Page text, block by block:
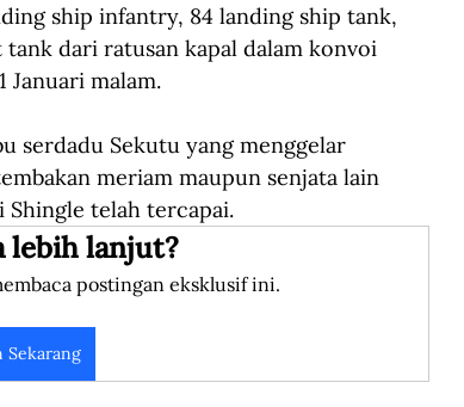
ship infantry, 84 landing ship tank,
dari ratusan kapal dalam konvoi
Januari malam.
serdadu Sekutu yang menggelar
meriam maupun senjata lain
Shingle telah tercapai.
lebih lanjut?
postingan eksklusif ini.
Sekarang